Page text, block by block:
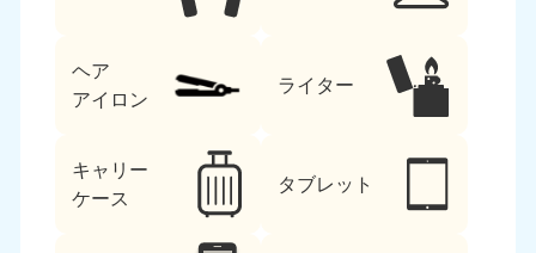
ヘア
アイロン
ライター
キャリー
ケース
タブレット